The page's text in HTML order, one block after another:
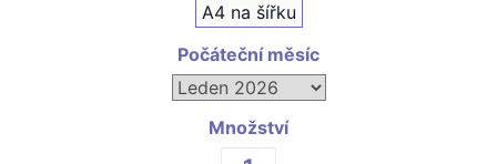
Fotokalendáře
Nástěnné, stolní i roční
Tisk fotografií od 2,90 Kč
A4 na šířku
Počáteční měsíc
Množství